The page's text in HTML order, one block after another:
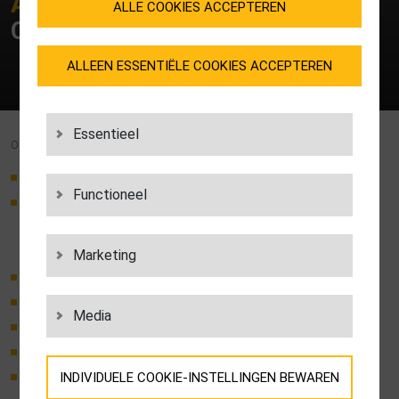
CONTACTMET ONS OP!
ONZE DIENSTEN IN DE BEAUTYLOGISTIEK
Kwaliteitscontroles van inkomende en uitgaande goederen
verpakkingscontrole)
Distributielogistiek
Setbuilding
Displaymanagement
ALLE COOKIES ACCEPTEREN
ALLEEN ESSENTIËLE COOKIES ACCEPTEREN
Essentieel
Functioneel
Marketing
Media
INDIVIDUELE COOKIE-INSTELLINGEN BEWAREN